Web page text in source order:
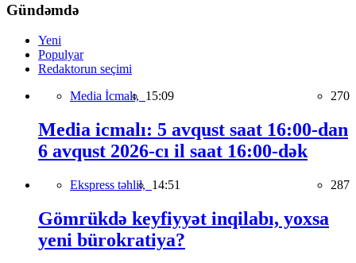
Gündəmdə
Yeni
Populyar
Redaktorun seçimi
Media İcmalı, 15:09 270
Media icmalı: 5 avqust saat 16:00-dan
6 avqust 2026-cı il saat 16:00-dək
Ekspress təhlil, 14:51 287
Gömrükdə keyfiyyət inqilabı, yoxsa
yeni bürokratiya?